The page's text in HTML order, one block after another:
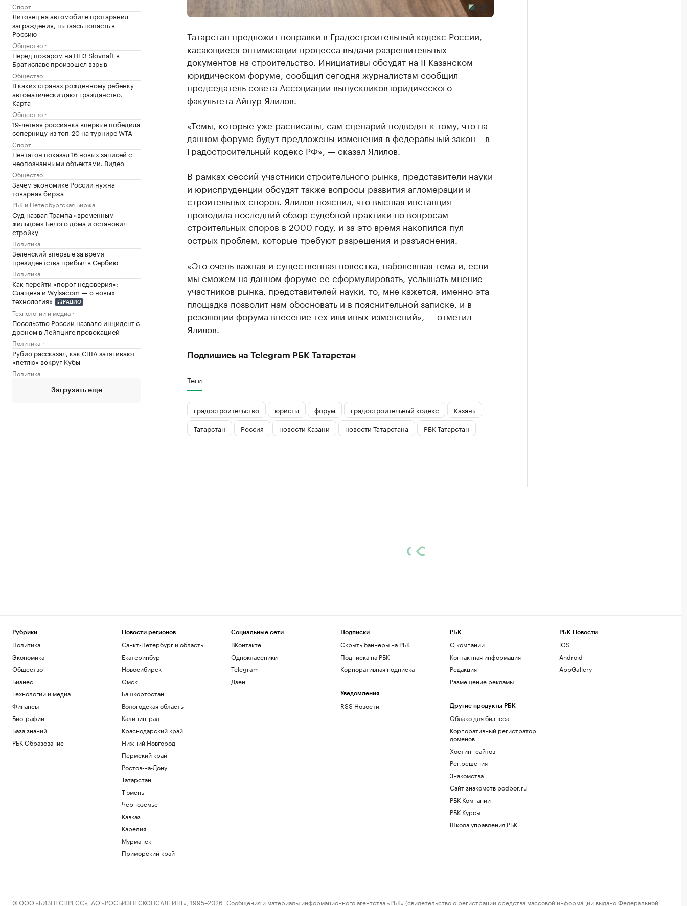
Спорт
Литовец на автомобиле протаранил
заграждения, пытаясь попасть в
Россию
Общество
Перед пожаром на НПЗ Slovnaft в
Братиславе произошел взрыв
Общество
В каких странах рожденному ребенку
автоматически дают гражданство.
Карта
Общество
19-летняя россиянка впервые победила
соперницу из топ-20 на турнире WTA
Спорт
Пентагон показал 16 новых записей с
неопознанными объектами. Видео
Общество
Зачем экономике России нужна
товарная биржа
РБК и Петербургская Биржа
Суд назвал Трампа «временным
жильцом» Белого дома и остановил
стройку
Политика
Зеленский впервые за время
президентства прибыл в Сербию
Политика
Как перейти «порог недоверия»:
Слащева и Wylsacom — о новых
технологиях
РАДИО
Технологии и медиа
Посольство России назвало инцидент с
дроном в Лейпциге провокацией
Политика
Рубио рассказал, как США затягивают
«петлю» вокруг Кубы
Политика
Загрузить еще
Татарстан предложит поправки в Градостроительный кодекс России,
касающиеся оптимизации процесса выдачи разрешительных
документов на строительство. Инициативы обсудят на II Казанском
юридическом форуме, сообщил сегодня журналистам сообщил
председатель совета Ассоциации выпускников юридического
факультета Айнур Ялилов.
«Темы, которые уже расписаны, сам сценарий подводят к тому, что на
данном форуме будут предложены изменения в федеральный закон – в
Градостроительный кодекс РФ», — сказал Ялилов.
В рамках сессий участники строительного рынка, представители науки
и юриспруденции обсудят также вопросы развития агломерации и
строительных споров. Ялилов пояснил, что высшая инстанция
проводила последний обзор судебной практики по вопросам
строительных споров в 2000 году, и за это время накопился пул
острых проблем, которые требуют разрешения и разъяснения.
«Это очень важная и существенная повестка, наболевшая тема и, если
мы сможем на данном форуме ее сформулировать, услышать мнение
участников рынка, представителей науки, то, мне кажется, именно эта
площадка позволит нам обосновать и в пояснительной записке, и в
резолюции форума внесение тех или иных изменений», — отметил
Ялилов.
Подпишись на Telegram РБК Татарстан
Теги
градостроительство юристы форум градостроительный кодекс
Казань
Татарстан
Россия новости Казани новости Татарстана РБК Татарстан
Рубрики
Политика
Экономика
Общество
Бизнес
Технологии и медиа
Финансы
Биографии
База знаний
РБК Образование
Новости регионов
Санкт-Петербург и область
Екатеринбург
Новосибирск
Омск
Башкортостан
Вологодская область
Калининград
Краснодарский край
Нижний Новгород
Пермский край
Ростов-на-Дону
Татарстан
Тюмень
Черноземье
Кавказ
Карелия
Мурманск
Приморский край
Социальные сети
ВКонтакте
Одноклассники
Telegram
Дзен
Подписки
Скрыть баннеры на РБК
Подписка на РБК
Корпоративная подписка
Уведомления
RSS Новости
РБК
О компании
Контактная информация
Редакция
Размещение рекламы
Другие продукты РБК
Облако для бизнеса
Корпоративный регистратор
доменов
Хостинг сайтов
Рег.решения
Знакомства
Сайт знакомств podbor.ru
РБК Компании
РБК Курсы
Школа управления РБК
РБК Новости
iOS
Android
AppGallery
© ООО «БИЗНЕСПРЕСС», АО «РОСБИЗНЕСКОНСАЛТИНГ», 1995–2026. Сообщения и материалы информационного агентства «РБК» (свидетельство о регистрации средства массовой информации выдано Федеральной